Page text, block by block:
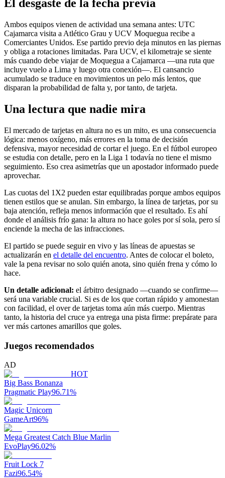
El desgaste de la fecha previa
Ambos equipos vienen de actividad una semana antes: UTC
Cajamarca visita a Atlético Grau y UCV Moquegua recibe a
Comerciantes Unidos. Ese partido previo deja minutos en las piernas
y obliga a rotaciones limitadas. Para UCV, el kilometraje se siente
más cuando debe viajar de Moquegua a Cajamarca —una ruta que
incluye vuelo a Lima y luego otra conexión—. El cansancio
acumulado se traduce en movimientos un pelo más lentos, que
disparan la probabilidad de falta y, por tanto, de tarjeta.
Una lectura que nadie mira
El mercado de tarjetas en altura no es un mito, es una consecuencia
lógica: menos oxígeno, más errores en la toma de decisión
defensiva, mayor necesidad de cortar el juego. En el fútbol europeo
se estudia con detalle, pero en la Liga 1 todavía no tiene el mismo
seguimiento. Eso crea asimetrías que un apostador informado puede
aprovechar.
Las cuotas del 1X2 pueden estar equilibradas porque ambos equipos
tienen estilos que se anulan. Sin embargo, la línea de tarjetas, por su
baja atención, refleja menos información que el resultado. Es ahí
donde el análisis frío gana: la altura no hace goles por sí sola, pero sí
enciende la mecha de las infracciones.
El partido se puede seguir en vivo y las líneas de apuestas se
actualizarán en el detalle del encuentro. Antes de colocar el boleto,
vale la pena revisar no solo quién anota, sino quién frena y cómo lo
hace.
Un detalle adicional: el árbitro designado —cuando se confirme—
será una variable crucial. Si es de los que cortan rápido y amonestan
con facilidad, el over de tarjetas toma aún más cuerpo. Mientras
tanto, la historia del cruce ya entrega una pista firme: prepárate para
ver más cartones amarillos que goles.
Juegos recomendados
AD
HOT
Big Bass Bonanza
Pragmatic Play96.71%
Magic Unicorn
GameArt96%
Mega Greatest Catch Blue Marlin
EvoPlay96.02%
Fruit Lock 7
Fazi96.54%